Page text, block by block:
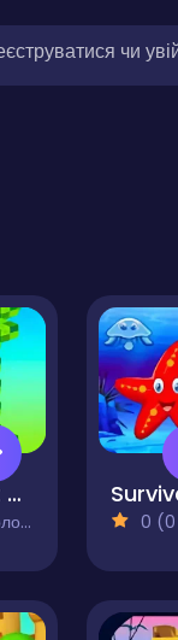
чи
Sheep it Up
0 (0